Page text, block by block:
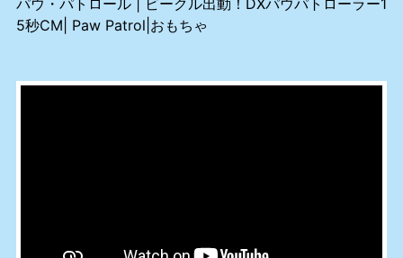
5秒CM| Paw Patrol|おもちゃ